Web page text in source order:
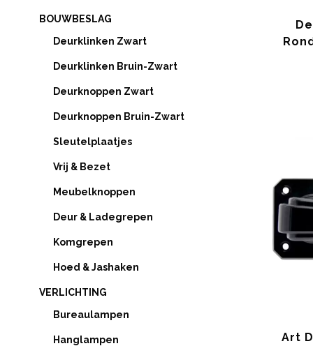
BOUWBESLAG
Deurklinken Zwart
Deurklinken Bruin-Zwart
Deurknoppen Zwart
Deurknoppen Bruin-Zwart
Sleutelplaatjes
Vrij & Bezet
Meubelknoppen
Deur & Ladegrepen
Komgrepen
Hoed & Jashaken
VERLICHTING
Bureaulampen
Hanglampen
Art